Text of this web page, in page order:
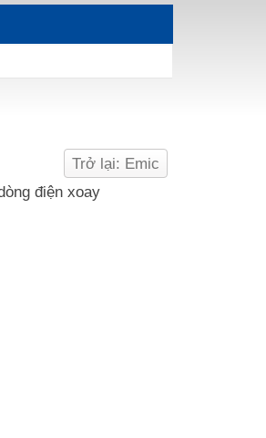
Trở lại: Emic
điện xoay